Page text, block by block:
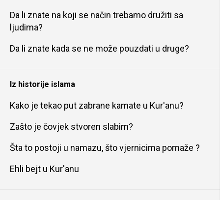
Da li znate na koji se način trebamo družiti sa
ljudima?
Da li znate kada se ne može pouzdati u druge?
Iz historije islama
Kako je tekao put zabrane kamate u Kur'anu?
Zašto je čovjek stvoren slabim?
Šta to postoji u namazu, što vjernicima pomaže ?
Ehli bejt u Kur'anu